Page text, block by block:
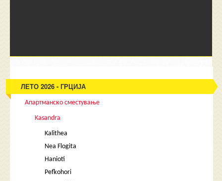
ЛЕТО 2026 - ГРЦИЈА
Апартманско сместување
Kasandra
Kalithea
Nea Flogita
Hanioti
Pefkohori